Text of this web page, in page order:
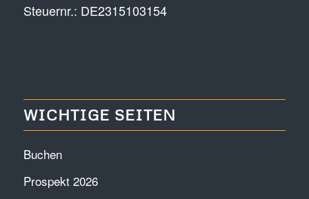
Steuernr.: DE2315103154
WICHTIGE SEITEN
Buchen
Prospekt 2026